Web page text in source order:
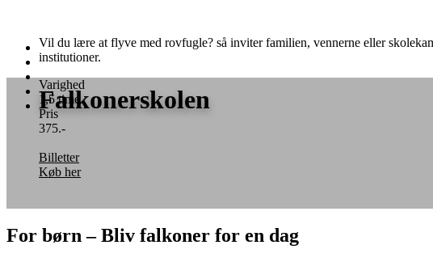
Falkoner­skolen
Vil du lære at flyve med rovfugle? så inviter familien, vennerne eller
institutioner.
Varighed
1,5 time
Pris
375.-
Billetter
Køb her
For børn – Bliv falkoner for en dag